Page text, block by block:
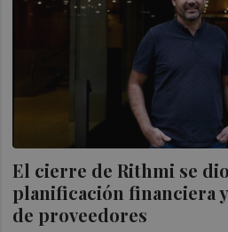
El cierre de Rithmi se
planificación financiera
de proveedores